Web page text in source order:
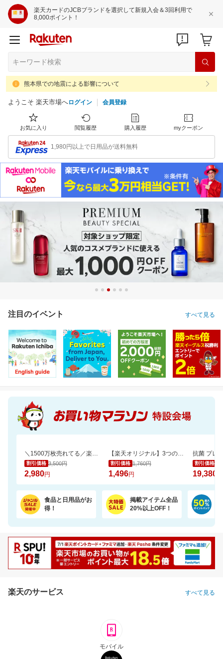
楽天カードのJCBブランドを選択して新規入会＆3回利用で
8,000ポイント！
熊本県での地震による影響について
ようこそ 楽天市場へログイン 会員登録
お気に入り 閲覧履歴 購入履歴 myクーポン
1,980円以上で日用品が送料無料
注目のイベント すべて見る
＼1500万枚売れてる／楽天1位リピ多数★ふかふかホテルタオル4枚セットが20周年SALE！
割引価格 3,500円
2,980円
【楽天オリジナル】3つのカラー選べる、立体マスク＼約3か月使える大容量／
割引価格 1,760円
1,496円
割引価格
19,380
食品と日用品がお
得！
掲載アイテム全品
20%以上OFF！
楽天のサービス すべて見る
モバイル